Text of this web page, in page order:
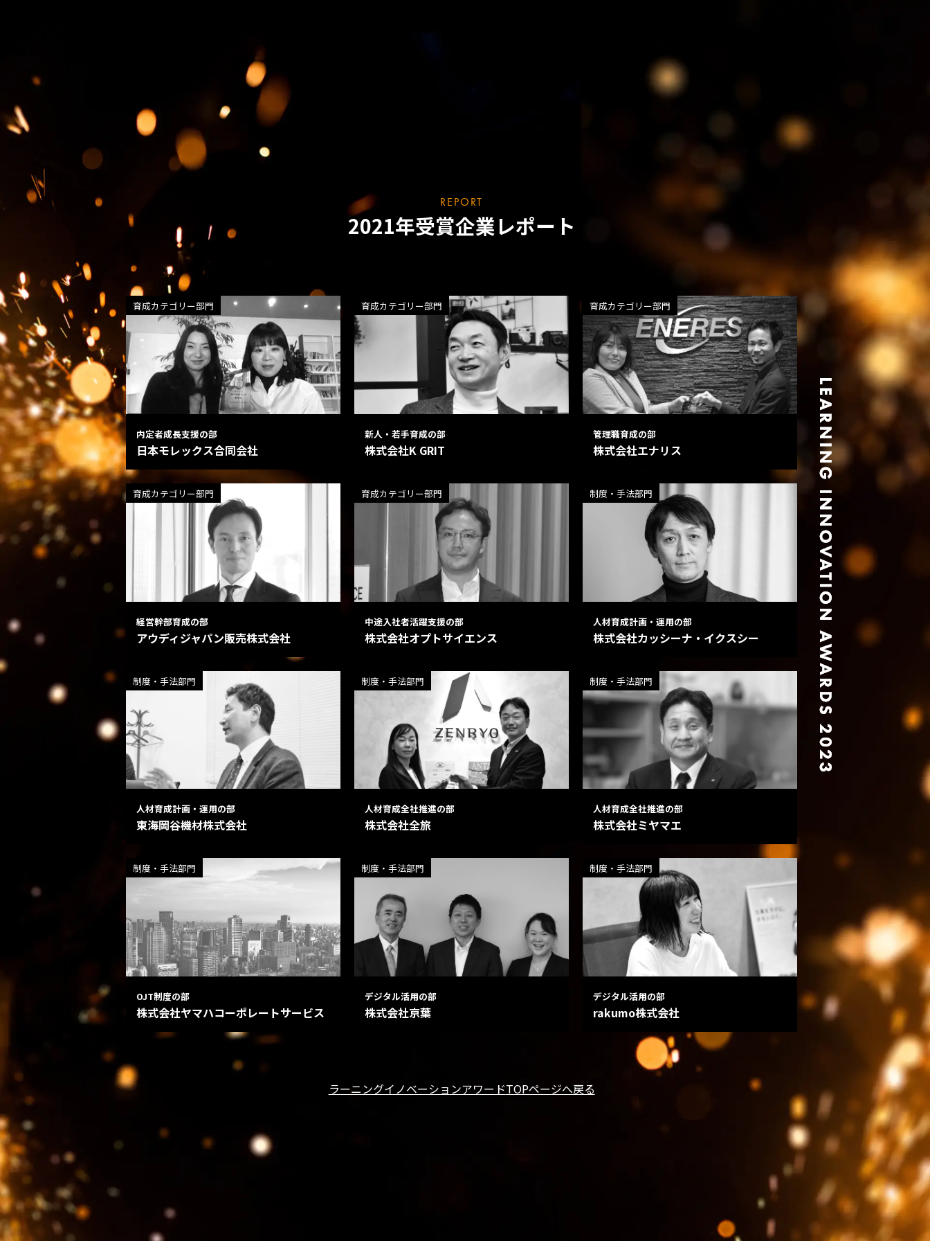
REPORT
2021年受賞企業レポート
育成カテゴリー部門
内定者成長支援の部
日本モレックス合同会社
育成カテゴリー部門
新人・若手育成の部
株式会社K GRIT
育成カテゴリー部門
管理職育成の部
株式会社エナリス
育成カテゴリー部門
経営幹部育成の部
アウディジャパン販売株式会社
育成カテゴリー部門
中途入社者活躍支援の部
株式会社オプトサイエンス
制度・手法部門
人材育成計画・運用の部
株式会社カッシーナ・イクスシー
制度・手法部門
人材育成計画・運用の部
東海岡谷機材株式会社
制度・手法部門
人材育成全社推進の部
株式会社全旅
制度・手法部門
人材育成全社推進の部
株式会社ミヤマエ
制度・手法部門
OJT制度の部
株式会社ヤマハコーポレートサービス
制度・手法部門
デジタル活用の部
株式会社京葉
制度・手法部門
デジタル活用の部
rakumo株式会社
ラーニングイノベーションアワードTOPページへ戻る